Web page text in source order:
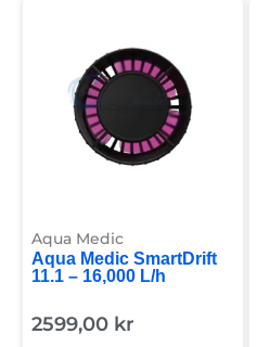
Aqua Medic SmartDrift
11.1 – 16,000 L/h
2599,00 kr
Aqua Medic